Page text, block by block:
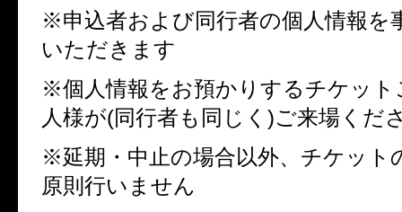
※申込者および同行者の個人情報を
いただきます
※個人情報をお預かりするチケット
人様が(同行者も同じく)ご来場くだ
※延期・中止の場合以外、チケット
原則行いません